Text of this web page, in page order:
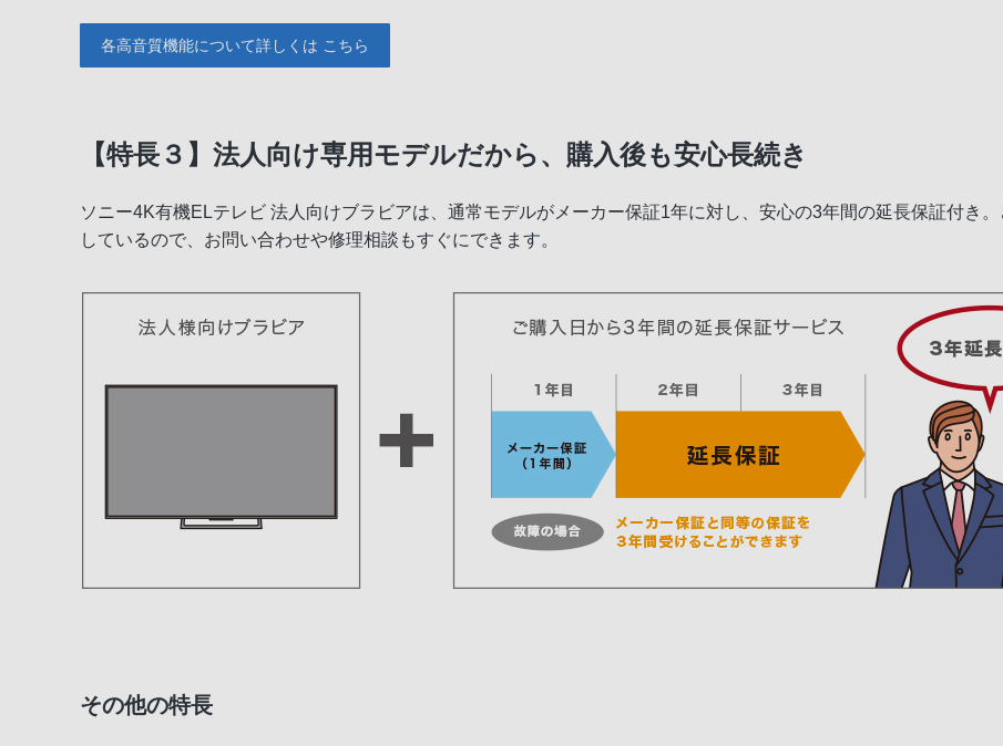
各高音質機能について詳しくは こちら
【特長３】法人向け専用モデルだから、購入後も安心長続き
ソニー4K有機ELテレビ 法人向けブラビアは、通常モデルがメーカー保証1年に対し、安心の3年間の延長保証付き
しているので、お問い合わせや修理相談もすぐにできます。
その他の特長